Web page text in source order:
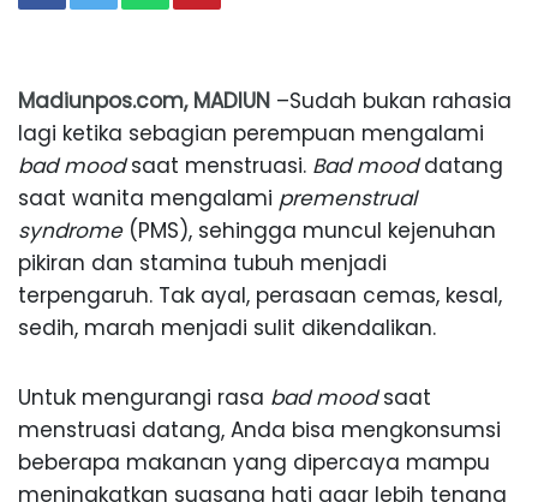
Madiunpos.com, MADIUN –Sudah bukan rahasia
lagi ketika sebagian perempuan mengalami
bad moodsaat menstruasi. Bad mooddatang
saat wanita mengalami premenstrual
syndrome(PMS), sehingga muncul kejenuhan
pikiran dan stamina tubuh menjadi
terpengaruh. Tak ayal, perasaan cemas, kesal,
sedih, marah menjadi sulit dikendalikan.
Untuk mengurangi rasa bad moodsaat
menstruasi datang, Anda bisa mengkonsumsi
beberapa makanan yang dipercaya mampu
meningkatkan suasana hati agar lebih tenang